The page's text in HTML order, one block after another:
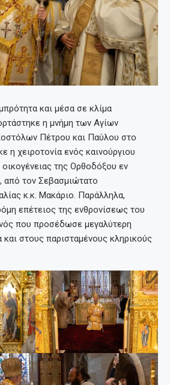
και μέσα σε κλίμα
η μνήμη των Αγίων
Πέτρου και Παύλου στο
η χειροτονία ενός καινούργιου
οικογένειας της Ορθοδόξου εν
από τον Σεβασμιώτατο
κ.κ. Μακάριο. Παράλληλα,
επέτειος της ενθρονίσεως του
που προσέδωσε μεγαλύτερη
και στους παρισταμένους κληρικούς